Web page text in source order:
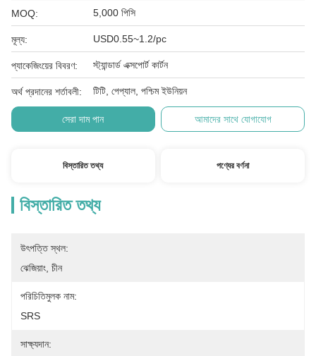
MOQ: 5,000 পিসি
মূল্য: USD0.55~1.2/pc
প্যাকেজিংয়ের বিবরণ: স্ট্যান্ডার্ড এক্সপোর্ট কার্টন
অর্থ প্রদানের শর্তাবলী: টিটি, পেপ্যাল, পশ্চিম ইউনিয়ন
সেরা দাম পান আমাদের সাথে যোগাযোগ
বিস্তারিত তথ্য পণ্যের বর্ণনা
বিস্তারিত তথ্য
উৎপত্তি স্থল:
ঝেজিয়াং, চীন
পরিচিতিমুলক নাম:
SRS
সাক্ষ্যদান: